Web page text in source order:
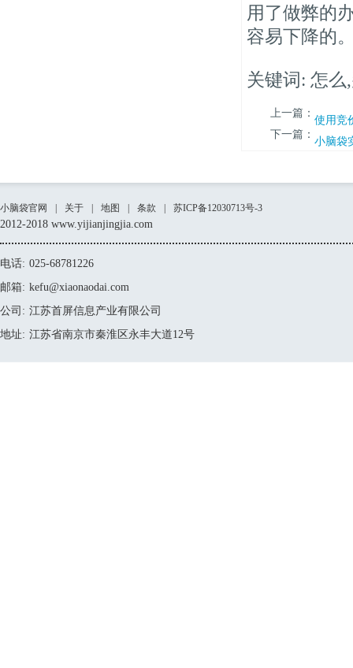
用了做弊的
容易下降的
关键词: 怎
上一篇： 使用竞
下一篇： 小脑袋
小脑袋官网 关于 地图 条款 苏ICP备12030713号-3
2012-2018 www.yijianjingjia.com
电话: 025-68781226
邮箱: kefu@xiaonaodai.com
公司: 江苏首屏信息产业有限公司
地址: 江苏省南京市秦淮区永丰大道12号